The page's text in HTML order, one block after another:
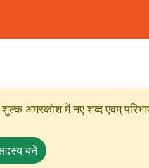
अमरकोश में नए शब्द एवम्
बनें